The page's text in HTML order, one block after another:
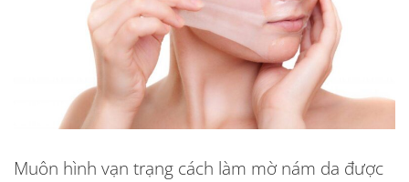
Muôn hình vạn trạng cách làm mờ nám da được